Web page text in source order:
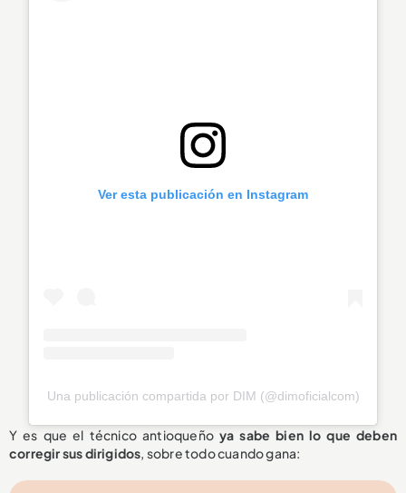
Ver esta publicación en Instagram
Una publicación compartida por DIM (@dimoficialcom)
Y es que el técnico antioqueño ya sabe bien lo que deben
corregir sus dirigidos, sobre todo cuando gana: